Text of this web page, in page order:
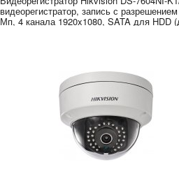
видеорегистратор, запись с
Мп, 4 канала 1920x1080, SATA для HDD